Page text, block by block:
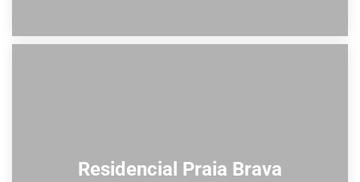
Residencial Praia Brava